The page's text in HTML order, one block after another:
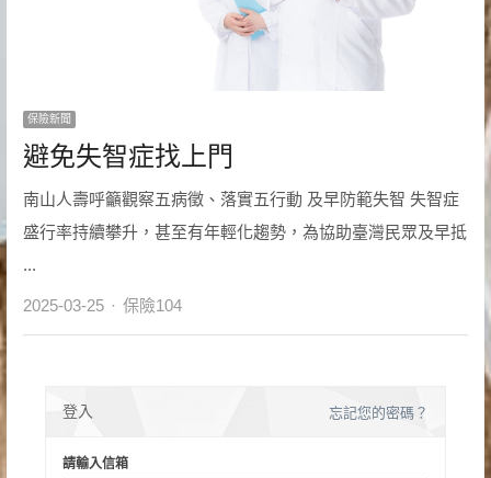
保險新聞
避免失智症找上門
南山人壽呼籲觀察五病徵、落實五行動 及早防範失智 失智症
盛行率持續攀升，甚至有年輕化趨勢，為協助臺灣民眾及早抵
...
2025-03-25 Author
保險104
登入 忘記您的密碼？
請輸入信箱